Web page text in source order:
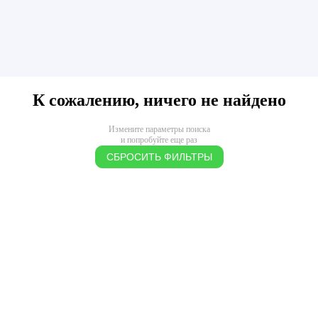
К сожалению, ничего не найдено
Измените параметры поиска
и попробуйте еще раз
СБРОСИТЬ ФИЛЬТРЫ